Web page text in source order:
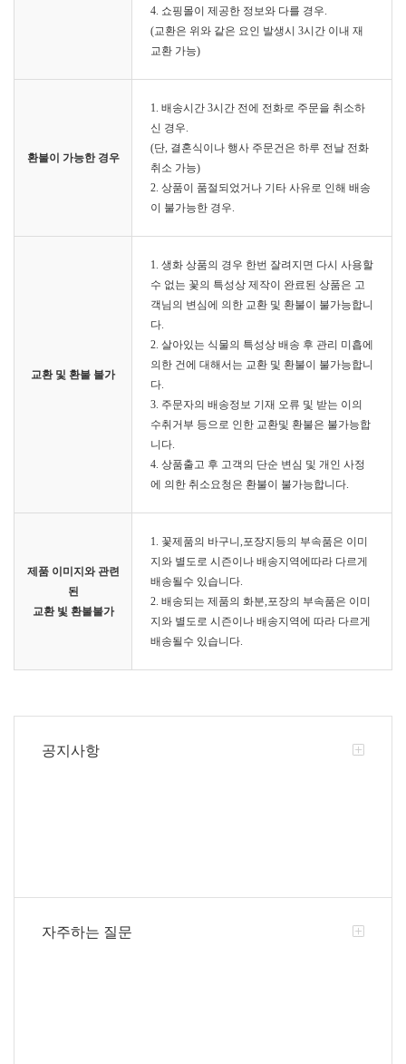
4. 쇼핑몰이 제공한 정보와 다를 경우.
(교환은 위와 같은 요인 발생시 3시간 이내 재
교환 가능)
환불이 가능한 경우
1. 배송시간 3시간 전에 전화로 주문을 취소하
신 경우.
(단, 결혼식이나 행사 주문건은 하루 전날 전화
취소 가능)
2. 상품이 품절되었거나 기타 사유로 인해 배송
이 불가능한 경우.
교환 및 환불 불가
1. 생화 상품의 경우 한번 잘려지면 다시 사용할
수 없는 꽃의 특성상 제작이 완료된 상품은 고
객님의 변심에 의한 교환 및 환불이 불가능합니
다.
2. 살아있는 식물의 특성상 배송 후 관리 미흡에
의한 건에 대해서는 교환 및 환불이 불가능합니
다.
3. 주문자의 배송정보 기재 오류 및 받는 이의
수취거부 등으로 인한 교환및 환불은 불가능합
니다.
4. 상품출고 후 고객의 단순 변심 및 개인 사정
에 의한 취소요청은 환불이 불가능합니다.
제품 이미지와 관련
된
교환 빛 환불불가
1. 꽃제품의 바구니,포장지등의 부속품은 이미
지와 별도로 시즌이나 배송지역에따라 다르게
배송될수 있습니다.
2. 배송되는 제품의 화분,포장의 부속품은 이미
지와 별도로 시즌이나 배송지역에 따라 다르게
배송될수 있습니다.
공지사항
자주하는 질문